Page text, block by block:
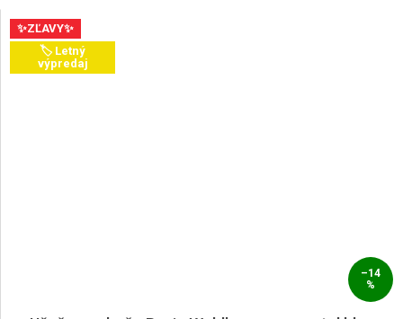
✨ZĽAVY✨
🏷️ Letný
výpredaj
–14
%